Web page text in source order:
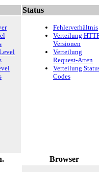
Status
Fehlerverhältnis
Verteilung
Versionen
Verteilung
Request-Arten
Verteilung
Codes
Browser